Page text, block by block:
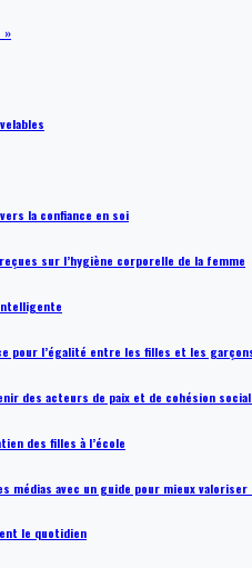
»
la confiance en soi
sur l’hygiène corporelle de la femme
pour l’égalité entre les filles et les
des acteurs de paix et de cohésion
des filles à l’école
médias avec un guide pour mieux
le quotidien